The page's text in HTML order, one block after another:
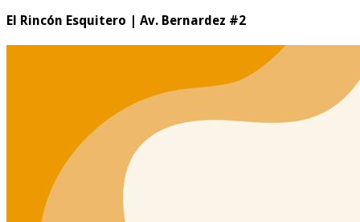
El Rincón Esquitero | Av. Bernardez #2